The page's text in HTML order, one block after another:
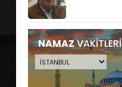
NAMAZVAKİTLERİ